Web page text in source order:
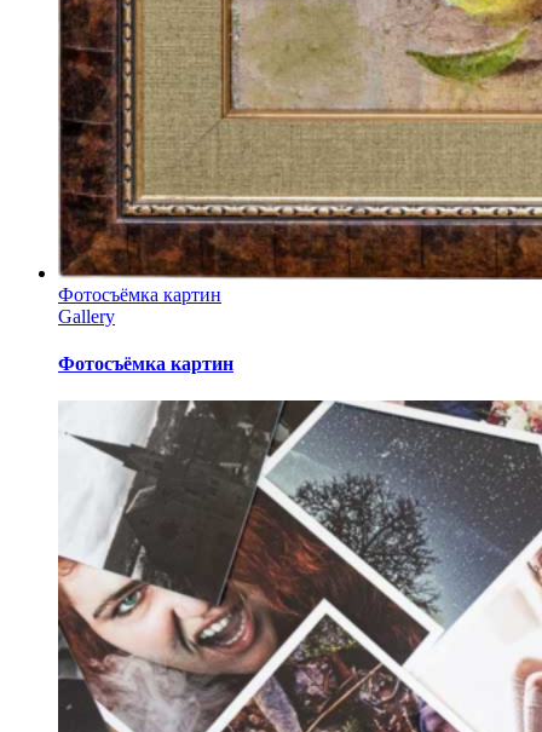
Фотосъёмка картин
Gallery
Фотосъёмка картин